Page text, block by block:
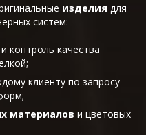
изделия для
систем:
и контроль качества
клиенту по запросу
материалов и цветовых